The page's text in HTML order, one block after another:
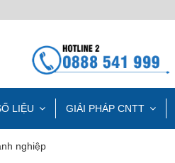
LIỆU GIẢI PHÁP CNTT
nghiệp